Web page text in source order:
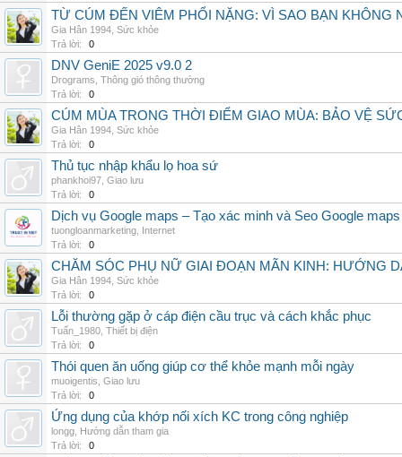
TỪ CÚM ĐẾN VIÊM PHỔI NẶNG: VÌ SAO BẠN KHÔNG
Gia Hân 1994 Sức khỏe
Trả lời:
0
DNV GeniE 2025 v9.0 2
Drograms Thông gió thông thường
Trả lời:
0
CÚM MÙA TRONG THỜI ĐIỂM GIAO MÙA: BẢO VỆ
Gia Hân 1994 Sức khỏe
Trả lời:
0
Thủ tục nhập khẩu lọ hoa sứ
phankhoi97 Giao lưu
Trả lời:
0
Dịch vụ Google maps – Tạo xác minh và Seo Google
tuongloanmarketing Internet
Trả lời:
0
CHĂM SÓC PHỤ NỮ GIAI ĐOẠN MÃN KINH: HƯỚNG
Gia Hân 1994 Sức khỏe
Trả lời:
0
Lỗi thường gặp ở cáp điện cầu trục và cách khắc phục
Tuấn_1980 Thiết bị điện
Trả lời:
0
Thói quen ăn uống giúp cơ thể khỏe mạnh mỗi ngày
muoigentis Giao lưu
Trả lời:
0
Ứng dụng của khớp nối xích KC trong công nghiệp
longg Hướng dẫn tham gia
Trả lời:
0